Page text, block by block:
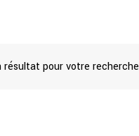
résultat pour votre recherche